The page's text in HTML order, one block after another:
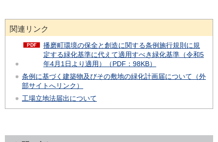
関連リンク
播磨町環境の保全と創造に関する条例施行規則に規
定する緑化基準に代えて適用すべき緑化基準（令和5
年4月1日より適用）（PDF：98KB）
条例に基づく建築物及びその敷地の緑化計画届について（外
部サイトへリンク）
工場立地法届出について